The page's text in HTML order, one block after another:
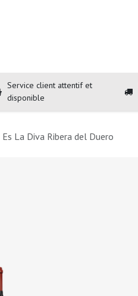
Service client attentif et
disponible
La Diva Ribera del Duero